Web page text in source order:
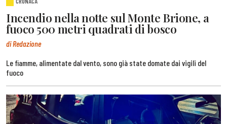
Incendio nella notte sul Monte Brione, a
fuoco 500 metri quadrati di bosco
di Redazione
Le fiamme, alimentate dal vento, sono già state domate dai vigili del
fuoco